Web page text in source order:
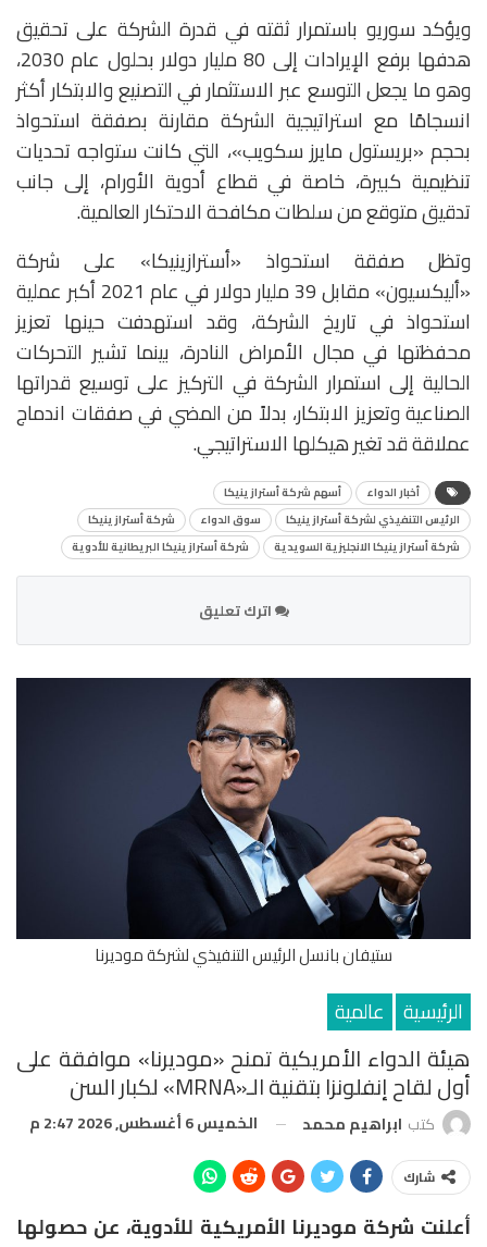
ويؤكد سوريو باستمرار ثقته في قدرة الشركة على تحقيق
هدفها برفع الإيرادات إلى 80 مليار دولار بحلول عام 2030،
وهو ما يجعل التوسع عبر الاستثمار في التصنيع والابتكار أكثر
انسجامًا مع استراتيجية الشركة مقارنة بصفقة استحواذ
بحجم «بريستول مايرز سكويب»، التي كانت ستواجه تحديات
تنظيمية كبيرة، خاصة في قطاع أدوية الأورام، إلى جانب
تدقيق متوقع من سلطات مكافحة الاحتكار العالمية.
وتظل صفقة استحواذ «أسترازينيكا» على شركة
«أليكسيون» مقابل 39 مليار دولار في عام 2021 أكبر عملية
استحواذ في تاريخ الشركة، وقد استهدفت حينها تعزيز
محفظتها في مجال الأمراض النادرة، بينما تشير التحركات
الحالية إلى استمرار الشركة في التركيز على توسيع قدراتها
الصناعية وتعزيز الابتكار، بدلاً من المضي في صفقات اندماج
عملاقة قد تغير هيكلها الاستراتيجي.
أخبار الدواء
أسهم شركة أسترازينيكا
الرئيس التنفيذي لشركة أسترازينيكا
سوق الدواء
شركة أسترازينيكا
شركة أسترازينيكا الانجليزية السويدية
شركة أسترازينيكا البريطانية للأدوية
اترك تعليق
ستيفان بانسل الرئيس التنفيذي لشركة موديرنا
الرئيسية عالمية
هيئة الدواء الأمريكية تمنح «موديرنا» موافقة على
أول لقاح إنفلونزا بتقنية الـ«mRNA» لكبار السن
كتب ابراهيم محمد الخميس 6 أغسطس, 2026 2:47 م
شارك
أعلنت شركة موديرنا الأمريكية للأدوية، عن حصولها